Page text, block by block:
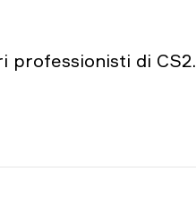
professionisti di CS2.